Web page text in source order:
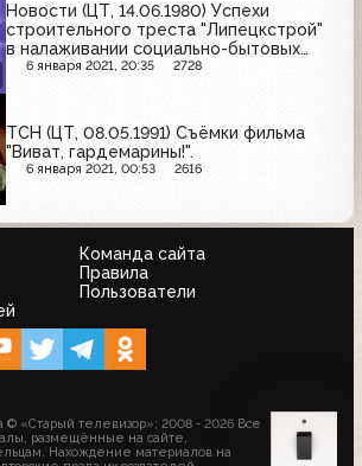
Новости (ЦТ, 14.06.1980) Успехи
строительного треста "Липецкстрой"
в налаживании социально-бытовых
условий для своих работников
6 января 2021, 20:35 2728
ТСН (ЦТ, 08.05.1991) Съёмки фильма
"Виват, гардемарины!".
6 января 2021, 00:53 2616
Команда сайта
Правила
Пользователи
© «Старый телевизор»; 2008 - 2026 Все
размещённые на сайте,
Нахождение материалов на